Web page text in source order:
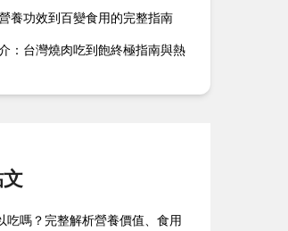
養功效到百變食用的完整指南
：台灣燒肉吃到飽終極指南與熱
吃嗎？完整解析營養價值、食用